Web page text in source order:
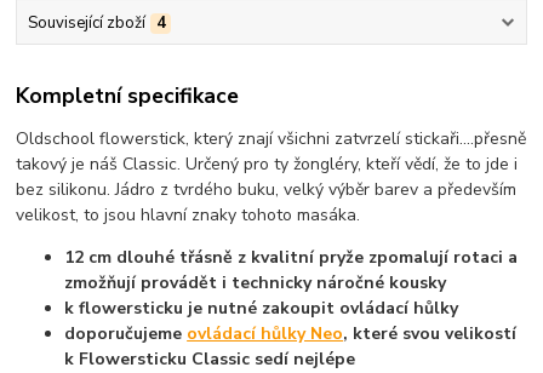
Související zboží 4
Kompletní specifikace
Oldschool flowerstick, který znají všichni zatvrzelí stickaři....přesně
takový je náš Classic. Určený pro ty žongléry, kteří vědí, že to jde i
bez silikonu. Jádro z tvrdého buku, velký výběr barev a především
velikost, to jsou hlavní znaky tohoto masáka.
12 cm dlouhé třásně z kvalitní pryže zpomalují rotaci a
zmožňují provádět i technicky náročné kousky
k flowersticku je nutné zakoupit ovládací hůlky
doporučujeme ovládací hůlky Neo, které svou velikostí
k Flowersticku Classic sedí nejlépe